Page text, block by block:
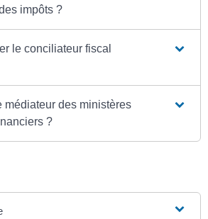
impôts ?
le conciliateur fiscal
médiateur des ministères
?